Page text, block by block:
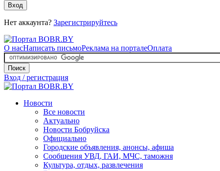
Вход
Нет аккаунта? Зарегистрируйтесь
О насНаписать письмоРеклама на порталеОплата
Поиск
Вход / регистрация
Новости
Все новости
Актуально
Новости Бобруйска
Официально
Городские объявления, анонсы, афиша
Сообщения УВД, ГАИ, МЧС, таможня
Культура, отдых, развлечения